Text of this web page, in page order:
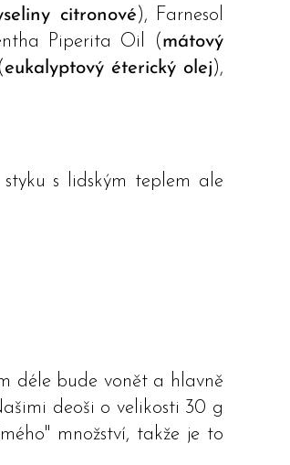
citronové), Farnesol
Piperita Oil (mátový
eukalyptový éterický olej),
s lidským teplem ale
déle bude vonět a hlavně
deoši o velikosti 30 g
množství, takže je to